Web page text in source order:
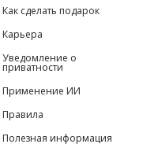
Как сделать подарок
Карьера
Уведомление о
приватности
Применение ИИ
Правила
Полезная информация